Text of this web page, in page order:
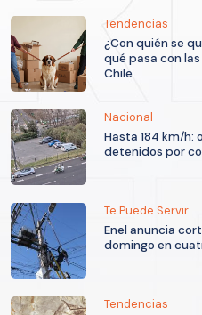
Tendencias
¿Con quién se
qué pasa con
Chile
Nacional
Hasta 184 km/h:
detenidos por
Te Puede Servir
Enel anuncia
domingo en
Tendencias